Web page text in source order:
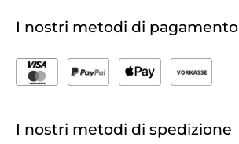
I nostri metodi di pagamento
I nostri metodi di spedizione